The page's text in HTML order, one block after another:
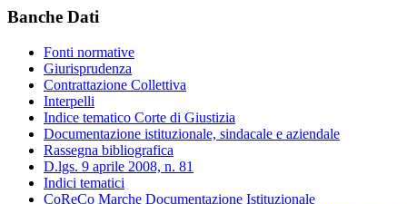
Banche Dati
Fonti normative
Giurisprudenza
Contrattazione Collettiva
Interpelli
Indice tematico Corte di Giustizia
Documentazione istituzionale, sindacale e aziendale
Rassegna bibliografica
D.lgs. 9 aprile 2008, n. 81
Indici tematici
CoReCo Marche Documentazione Istituzionale